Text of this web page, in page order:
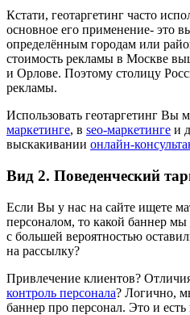
Кстати, геотаргетинг часто
основное его применение- это
определённым городам или
стоимость рекламы в Москве
и Орлове. Поэтому столицу
рекламы.
Использовать геотаргетинг Вы
маркетинге, в seo-маркетинге и
выскакивании онлайн-
Вид 2. Поведенческий
Если Вы у нас на сайте ищете
персоналом, то какой баннер
с большей вероятностью
на рассылку?
Привлечение клиентов?
контроль персонала? Логично,
баннер про персонал. Это и есть